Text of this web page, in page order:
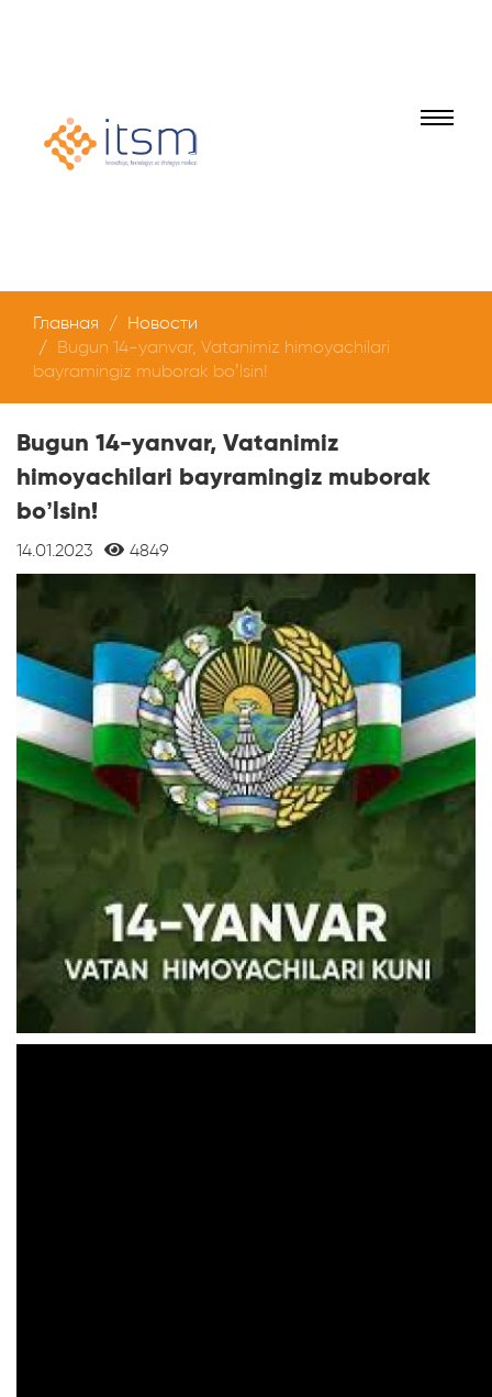
Главная
Новости
Bugun 14-yanvar, Vatanimiz himoyachilari
bayramingiz muborak bo’lsin!
Bugun 14-yanvar, Vatanimiz
himoyachilari bayramingiz muborak
bo’lsin!
14.01.2023 4849